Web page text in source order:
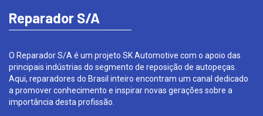
Reparador S/A
O Reparador S/A é um projeto SK Automotive com o apoio das
principais indústrias do segmento de reposição de autopeças.
Aqui, reparadores do Brasil inteiro encontram um canal dedicado
a promover conhecimento e inspirar novas gerações sobre a
importância desta profissão.